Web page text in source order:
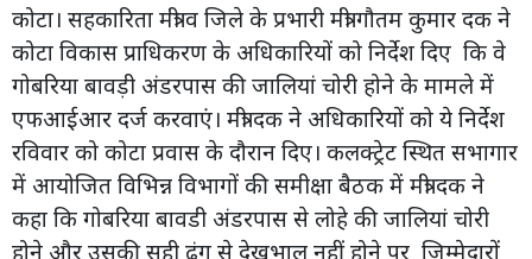
कोटा। सहकारिता मंत्री व जिले के प्रभारी मंत्री गौतम कुमार दक ने
कोटा विकास प्राधिकरण के अधिकारियों को निर्देश दिए कि वे
गोबरिया बावड़ी अंडरपास की जालियां चोरी होने के मामले में
एफआईआर दर्ज करवाएं। मंत्री दक ने अधिकारियों को ये निर्देश
रविवार को कोटा प्रवास के दौरान दिए। कलक्ट्रेट स्थित सभागार
में आयोजित विभिन्न विभागों की समीक्षा बैठक में मंत्री दक ने
कहा कि गोबरिया बावडी अंडरपास से लोहे की जालियां चोरी
होने और उसकी सही ढंग से देखभाल नहीं होने पर जिम्मेदारों